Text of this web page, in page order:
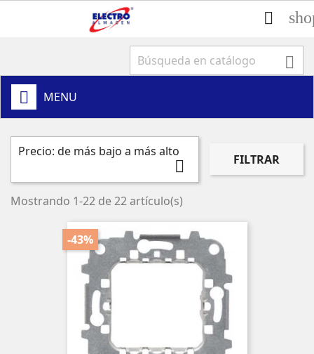


MENU
Precio: de más bajo a más alto
 FILTRAR
Mostrando 1-22 de 22 artículo(s)
-43%